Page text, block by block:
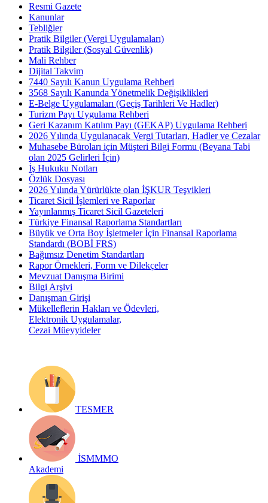
Resmi Gazete
Kanunlar
Tebliğler
Pratik Bilgiler (Vergi Uygulamaları)
Pratik Bilgiler (Sosyal Güvenlik)
Mali Rehber
Dijital Takvim
7440 Sayılı Kanun Uygulama Rehberi
3568 Sayılı Kanunda Yönetmelik Değişiklikleri
E-Belge Uygulamaları (Geçiş Tarihleri Ve Hadler)
Turizm Payı Uygulama Rehberi
Geri Kazanım Katılım Payı (GEKAP) Uygulama Rehberi
2026 Yılında Uygulanacak Vergi Tutarları, Hadler ve Cezalar
Muhasebe Büroları için Müşteri Bilgi Formu (Beyana Tabi
olan 2025 Gelirleri İçin)
İş Hukuku Notları
Özlük Dosyası
2026 Yılında Yürürlükte olan İŞKUR Teşvikleri
Ticaret Sicil İşlemleri ve Raporlar
Yayınlanmış Ticaret Sicil Gazeteleri
Türkiye Finansal Raporlama Standartları
Büyük ve Orta Boy İşletmeler İçin Finansal Raporlama
Standardı (BOBİ FRS)
Bağımsız Denetim Standartları
Rapor Örnekleri, Form ve Dilekçeler
Mevzuat Danışma Birimi
Bilgi Arşivi
Danışman Girişi
Mükelleflerin Hakları ve Ödevleri,
Elektronik Uygulamalar,
Cezai Müeyyideler
TESMER
İSMMMO
Akademi